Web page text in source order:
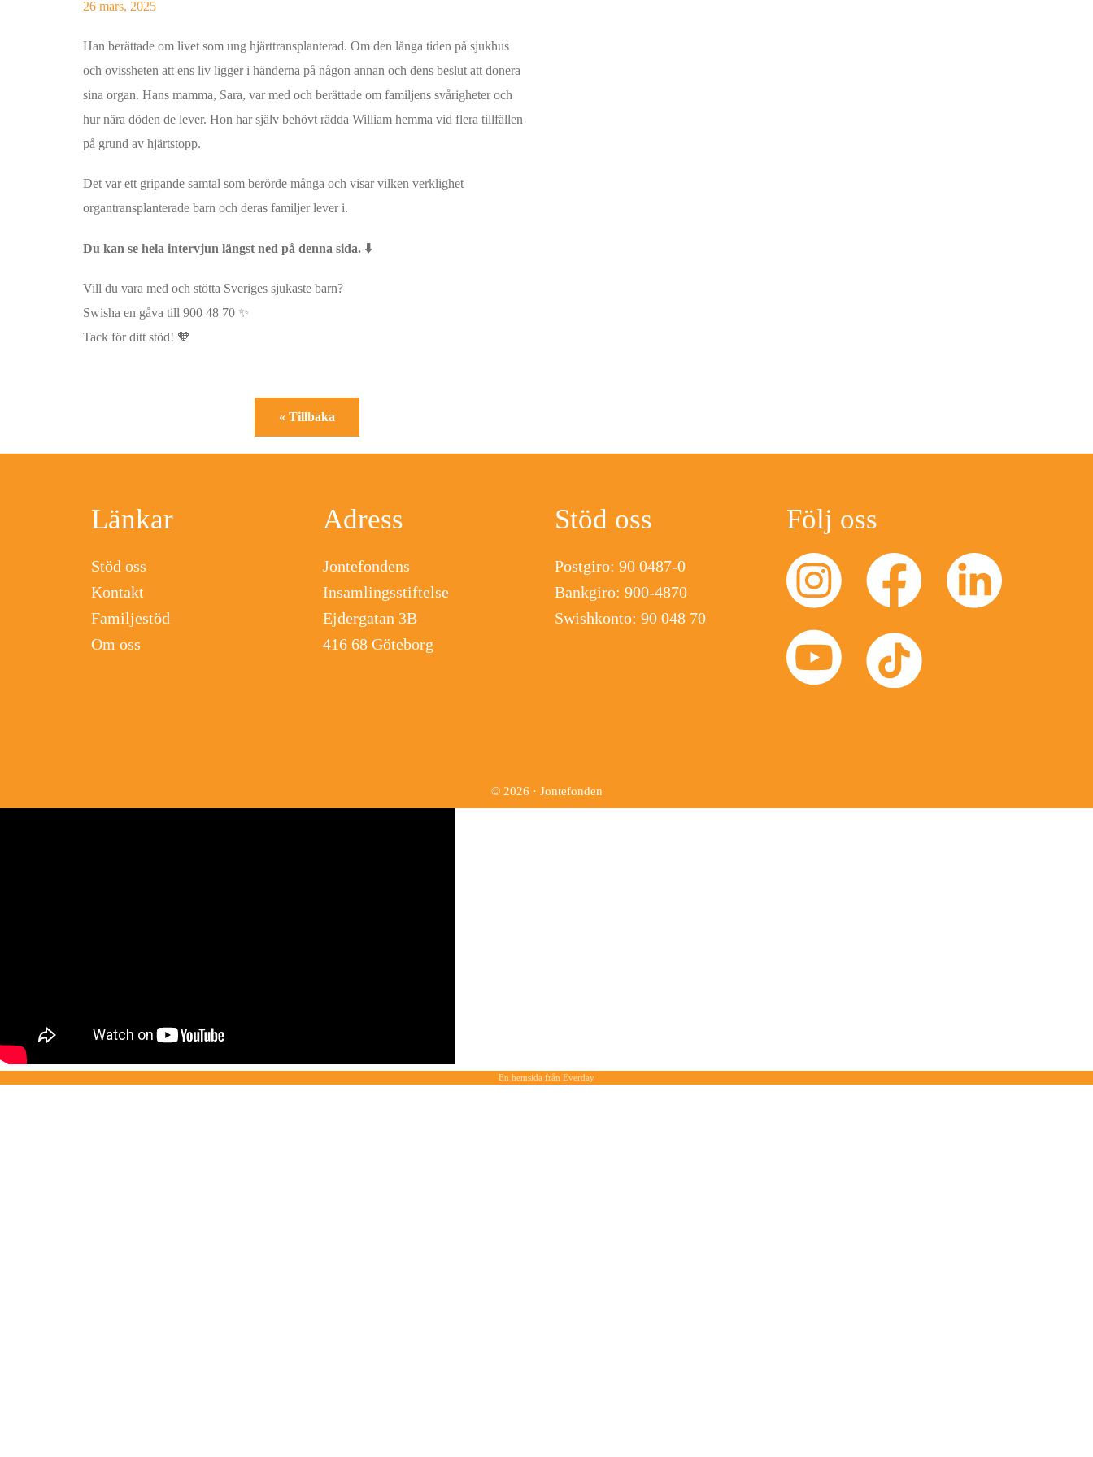
26 mars, 2025
Han berättade om livet som ung hjärttransplanterad. Om den långa tiden på sjukhus
och ovissheten att ens liv ligger i händerna på någon annan och dens beslut att donera
sina organ. Hans mamma, Sara, var med och berättade om familjens svårigheter och
hur nära döden de lever. Hon har själv behövt rädda William hemma vid flera tillfällen
på grund av hjärtstopp.
Det var ett gripande samtal som berörde många och visar vilken verklighet
organtransplanterade barn och deras familjer lever i.
Du kan se hela intervjun längst ned på denna sida. ⬇️
Vill du vara med och stötta Sveriges sjukaste barn?
Swisha en gåva till 900 48 70 ✨
Tack för ditt stöd! 🧡
« Tillbaka
Länkar
Stöd oss
Kontakt
Familjestöd
Om oss
Adress
Jontefondens
Insamlingsstiftelse
Ejdergatan 3B
416 68 Göteborg
Stöd oss
Postgiro: 90 0487-0
Bankgiro: 900-4870
Swishkonto: 90 048 70
Följ oss
© 2026 · Jontefonden
En hemsida från Everday